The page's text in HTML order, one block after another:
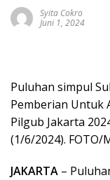
Syita Cokro
Juni 1, 2024
Puluhan simpul
Pemberian Untuk
Pilgub Jakarta
(1/6/2024). FOTO/
JAKARTA –